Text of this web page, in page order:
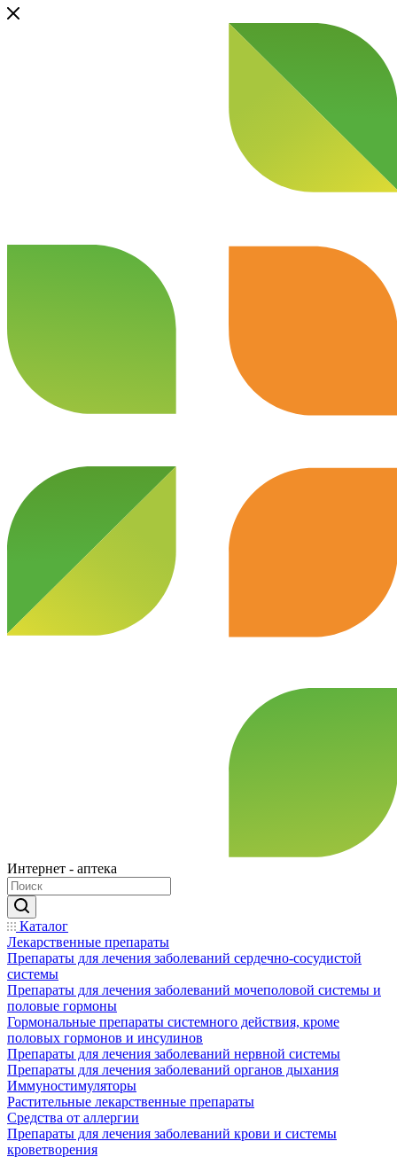
Интернет - аптека
Каталог
Лекарственные препараты
Препараты для лечения заболеваний сердечно-сосудистой
системы
Препараты для лечения заболеваний мочеполовой системы и
половые гормоны
Гормональные препараты системного действия, кроме
половых гормонов и инсулинов
Препараты для лечения заболеваний нервной системы
Препараты для лечения заболеваний органов дыхания
Иммуностимуляторы
Растительные лекарственные препараты
Средства от аллергии
Препараты для лечения заболеваний крови и системы
кроветворения